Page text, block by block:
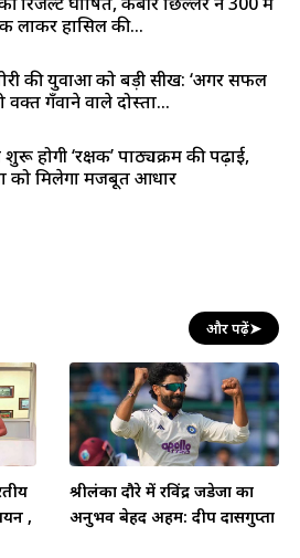
लाकर हासिल की...
की युवाओं को बड़ी सीख: ‘अगर सफल
वक्त गँवाने वाले दोस्तों...
होगी ‘रक्षक’ पाठ्यक्रम की पढ़ाई,
को मिलेगा मजबूत आधार
और पढ़ें➤
,
श्रीलंका दौरे में रविंद्र जडेजा का
अनुभव बेहद अहम: दीप दासगुप्ता